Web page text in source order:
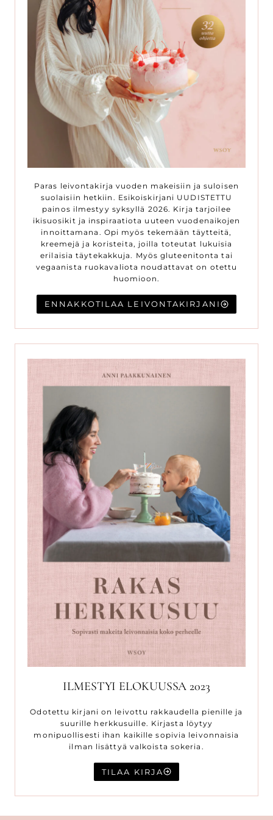
Paras leivontakirja vuoden makeisiin ja suloisen
suolaisiin hetkiin. Esikoiskirjani UUDISTETTU
painos ilmestyy syksyllä 2026. Kirja tarjoilee
ikisuosikit ja inspiraatiota uuteen vuodenaikojen
innoittamana. Opi myös tekemään täytteitä,
kreemejä ja koristeita, joilla toteutat lukuisia
erilaisia täytekakkuja. Myös gluteenitonta tai
vegaanista ruokavaliota noudattavat on otettu
huomioon.
ENNAKKOTILAA LEIVONTAKIRJANI
ILMESTYI ELOKUUSSA 2023
Odotettu kirjani on leivottu rakkaudella pienille ja
suurille herkkusuille. Kirjasta löytyy
monipuollisesti ihan kaikille sopivia leivonnaisia
ilman lisättyä valkoista sokeria.
TILAA KIRJA